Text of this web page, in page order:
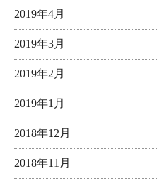
2019年4月
2019年3月
2019年2月
2019年1月
2018年12月
2018年11月